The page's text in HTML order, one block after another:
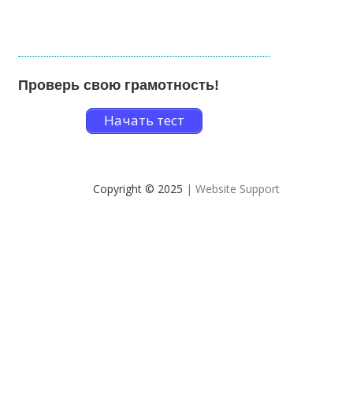
Проверь свою грамотность!
Начать тест
Copyright © 2025 | Website Support